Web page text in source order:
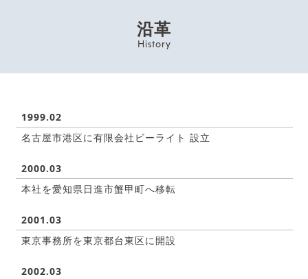
沿革
History
1999.02
名古屋市港区に有限会社ビーライト 設立
2000.03
本社を愛知県日進市蟹甲町へ移転
2001.03
東京事務所を東京都台東区に開設
2002.03